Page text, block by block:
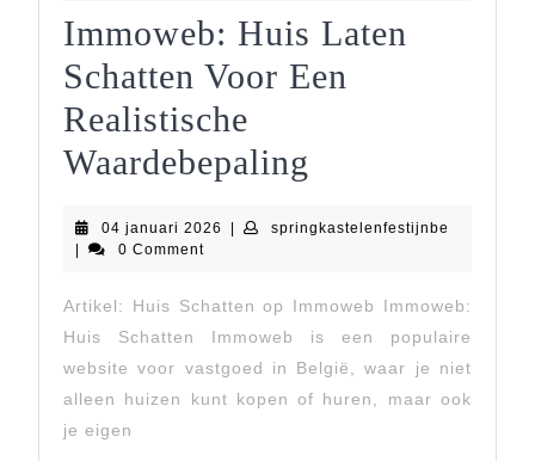
Immoweb: Huis Laten
Schatten Voor Een
Realistische
Waardebepaling
Laten
Schatten
Voor
Een
Realistische
04 januari 2026 04
springkastelenfestijnbe
0 Comment
Artikel: Huis Schatten op Immoweb Immoweb:
Huis Schatten Immoweb is een populaire
website voor vastgoed in België, waar je niet
alleen huizen kunt kopen of huren, maar ook
je eigen